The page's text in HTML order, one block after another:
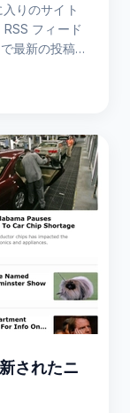
りのサイト
フィード
最新の投稿
されたニ